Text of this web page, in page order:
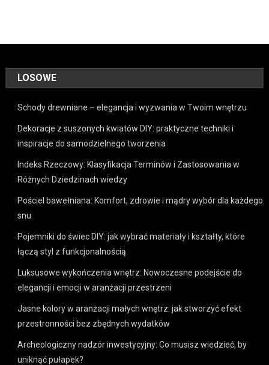
LOSOWE
Schody drewniane – elegancja i wyzwania w Twoim wnętrzu
Dekoracje z suszonych kwiatów DIY: praktyczne techniki i
inspiracje do samodzielnego tworzenia
Indeks Rzeczowy: Klasyfikacja Terminów i Zastosowania w
Różnych Dziedzinach wiedzy
Pościel bawełniana: Komfort, zdrowie i mądry wybór dla każdego
snu
Pojemniki do świec DIY: jak wybrać materiały i kształty, które
łączą styl z funkcjonalnością
Luksusowe wykończenia wnętrz: Nowoczesne podejście do
elegancji i emocji w aranżacji przestrzeni
Jasne kolory w aranżacji małych wnętrz: jak stworzyć efekt
przestronności bez zbędnych wydatków
Archeologiczny nadzór inwestycyjny: Co musisz wiedzieć, by
uniknąć pułapek?